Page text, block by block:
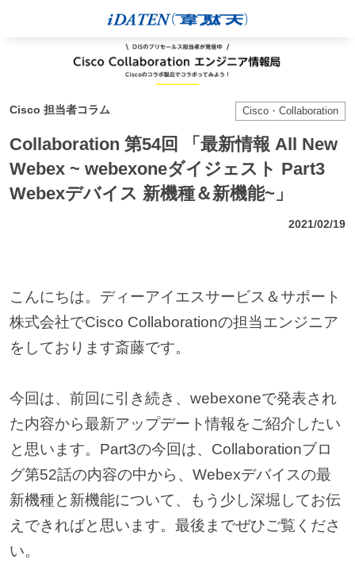
Cisco 担当者コラム Cisco・Collaboration
Collaboration 第54回 「最新情報 All New
Webex ~ webexoneダイジェスト Part3
Webexデバイス 新機種＆新機能~」
2021/02/19
こんにちは。ディーアイエスサービス＆サポート
株式会社でCisco Collaborationの担当エンジニア
をしております斎藤です。
今回は、前回に引き続き、webexoneで発表され
た内容から最新アップデート情報をご紹介したい
と思います。Part3の今回は、Collaborationブロ
グ第52話の内容の中から、Webexデバイスの最
新機種と新機能について、もう少し深堀してお伝
えできればと思います。最後までぜひご覧くださ
い。